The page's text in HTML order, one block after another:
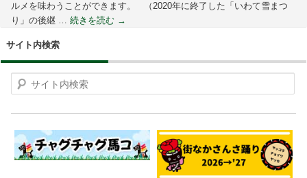
ルメを味わうことができます。 （2020年に終了した「いわて雪まつ
り」の後継 …続きを読む →
サイト内検索
Search